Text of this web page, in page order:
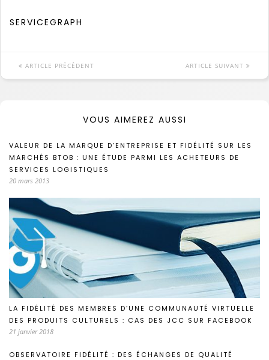
SERVICEGRAPH
ARTICLE PRÉCÉDENT ARTICLE SUIVANT
VOUS AIMEREZ AUSSI
VALEUR DE LA MARQUE D’ENTREPRISE ET FIDÉLITÉ SUR LES
MARCHÉS BTOB : UNE ÉTUDE PARMI LES ACHETEURS DE
SERVICES LOGISTIQUES
20 mars 2013
LA FIDÉLITÉ DES MEMBRES D’UNE COMMUNAUTÉ VIRTUELLE
DES PRODUITS CULTURELS : CAS DES JCC SUR FACEBOOK
21 janvier 2018
OBSERVATOIRE FIDÉLITÉ : DES ÉCHANGES DE QUALITÉ